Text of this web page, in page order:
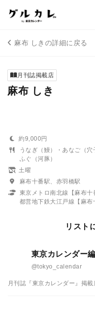
麻布 しきの詳細に戻る
月刊誌掲載店
麻布 しき
約9,000円
うなぎ（鰻）・あなご（穴
ふぐ（河豚）
土曜
麻布十番駅、赤羽橋駅
東京メトロ南北線【麻布十
都営地下鉄大江戸線【麻布
リスト
東京カレンダー
@tokyo_calendar
月刊誌『東京カレンダー』掲載